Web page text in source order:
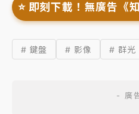
⭐️ 即刻下載！無廣告《
# 鍵盤 # 影像 # 群光